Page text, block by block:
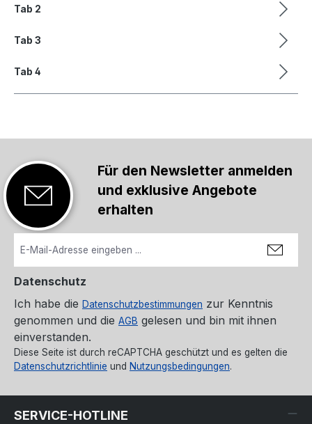
Tab 2
Tab 3
Tab 4
Für den Newsletter anmelden
und exklusive Angebote
erhalten
Datenschutz
Ich habe die Datenschutzbestimmungen zur Kenntnis
genommen und die AGB gelesen und bin mit ihnen
einverstanden.
Diese Seite ist durch reCAPTCHA geschützt und es gelten die
Datenschutzrichtlinie und Nutzungsbedingungen.
SERVICE-HOTLINE